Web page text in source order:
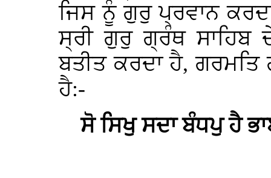
ਜਿਸ ਨੂੰ ਗੁਰੁ ਪ੍ਰਵਾਨ
ਸ੍ਰੀ ਗੁਰੁ ਗ੍ਰੰਥ
ਬਤੀਤ ਕਰਦਾ ਹੈ, ਗਰਮਤਿ
ਹੈ:-
ਸੋ ਸਿਖੁ ਸਦਾ ਬੰਧਪੁ ਹੈ